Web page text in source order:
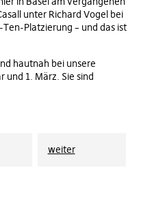
unter Richard Vogel bei
Platzierung – und das ist
hautnah bei unsere
und 1. März. Sie sind
weiter